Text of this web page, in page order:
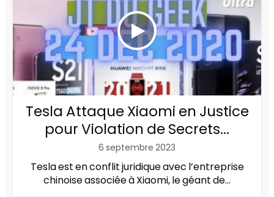
Tesla Attaque Xiaomi en Justice
pour Violation de Secrets...
6 septembre 2023
Tesla est en conflit juridique avec l’entreprise
chinoise associée à Xiaomi, le géant de...